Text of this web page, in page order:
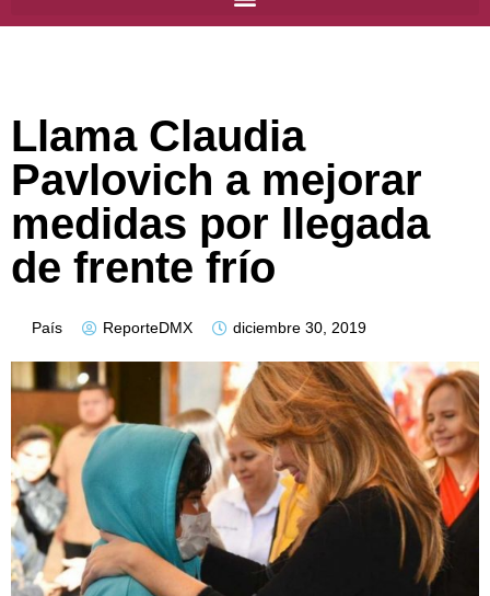
Llama Claudia
Pavlovich a mejorar
medidas por llegada
de frente frío
País ReporteDMX diciembre 30, 2019